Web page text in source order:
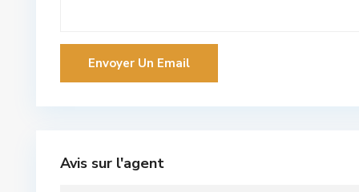
Avis sur l'agent